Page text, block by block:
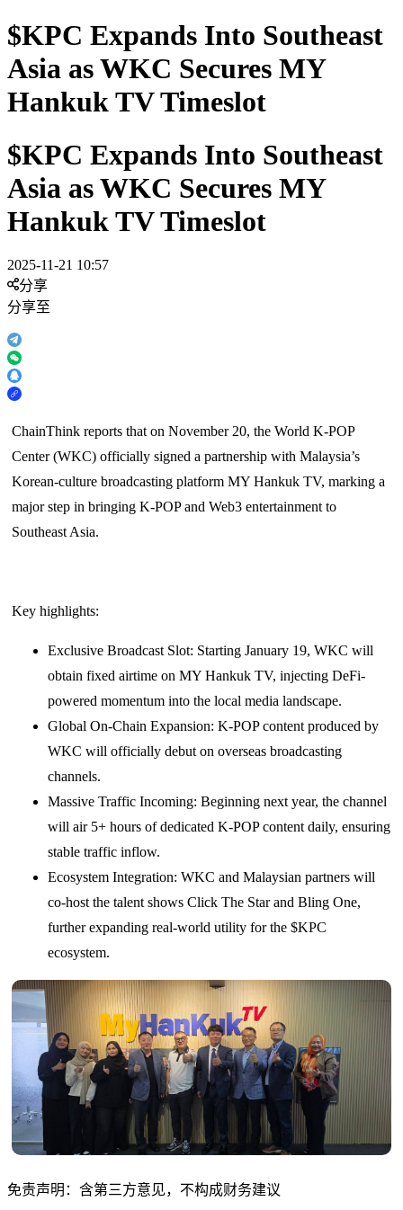
$KPC Expands Into Southeast
Asia as WKC Secures MY
Hankuk TV Timeslot
$KPC Expands Into Southeast
Asia as WKC Secures MY
Hankuk TV Timeslot
2025-11-21 10:57
分享
分享至
ChainThink reports that on November 20, the World K-POP
Center (WKC) officially signed a partnership with Malaysia’s
Korean-culture broadcasting platform MY Hankuk TV, marking a
major step in bringing K-POP and Web3 entertainment to
Southeast Asia.
Key highlights:
Exclusive Broadcast Slot: Starting January 19, WKC will
obtain fixed airtime on MY Hankuk TV, injecting DeFi-
powered momentum into the local media landscape.
Global On-Chain Expansion: K-POP content produced by
WKC will officially debut on overseas broadcasting
channels.
Massive Traffic Incoming: Beginning next year, the channel
will air 5+ hours of dedicated K-POP content daily, ensuring
stable traffic inflow.
Ecosystem Integration: WKC and Malaysian partners will
co-host the talent shows Click The Star and Bling One,
further expanding real-world utility for the $KPC
ecosystem.
免责声明：含第三方意见，不构成财务建议